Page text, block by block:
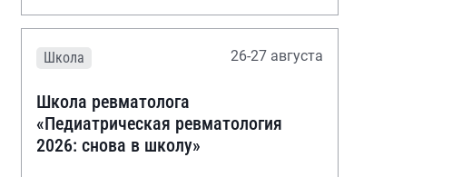
Школа 26-27 августа
Школа ревматолога
«Педиатрическая ревматология
2026: снова в школу»